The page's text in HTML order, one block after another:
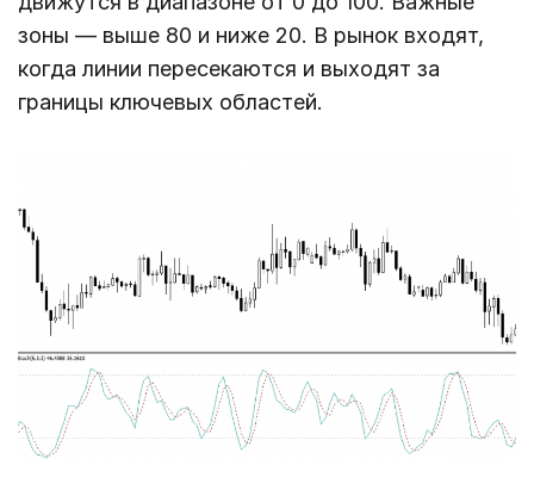
зоны ― выше 80 и ниже 20. В рынок входят,
когда линии пересекаются и выходят за
границы ключевых областей.